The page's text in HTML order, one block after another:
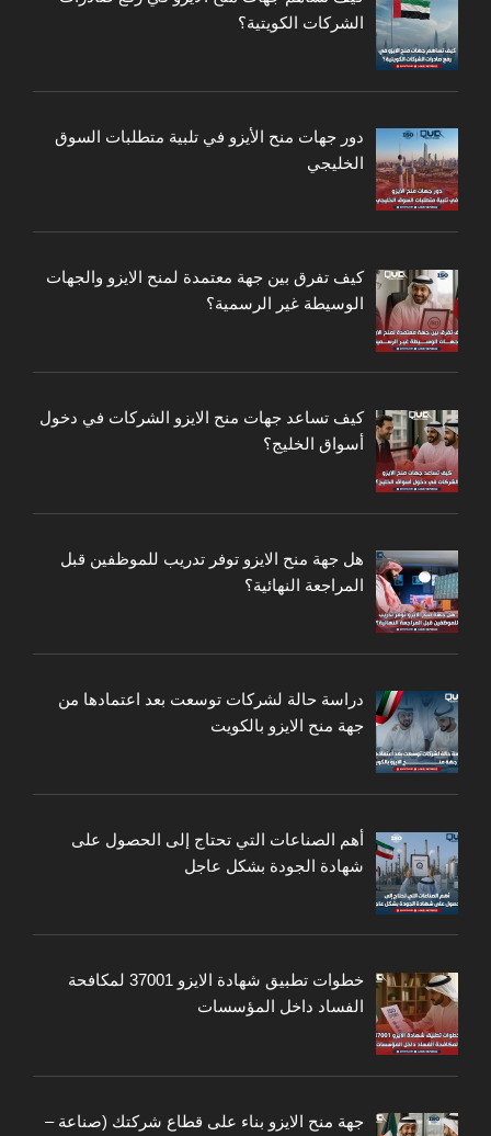
الشركات الكويتية؟
دور جهات منح الأيزو في تلبية متطلبات السوق
الخليجي
كيف تفرق بين جهة معتمدة لمنح الايزو والجهات
الوسيطة غير الرسمية؟
كيف تساعد جهات منح الايزو الشركات في دخول
أسواق الخليج؟
هل جهة منح الايزو توفر تدريب للموظفين قبل
المراجعة النهائية؟
دراسة حالة لشركات توسعت بعد اعتمادها من
جهة منح الايزو بالكويت
أهم الصناعات التي تحتاج إلى الحصول على
شهادة الجودة بشكل عاجل
خطوات تطبيق شهادة الايزو 37001 لمكافحة
الفساد داخل المؤسسات
جهة منح الايزو بناء على قطاع شركتك (صناعة –